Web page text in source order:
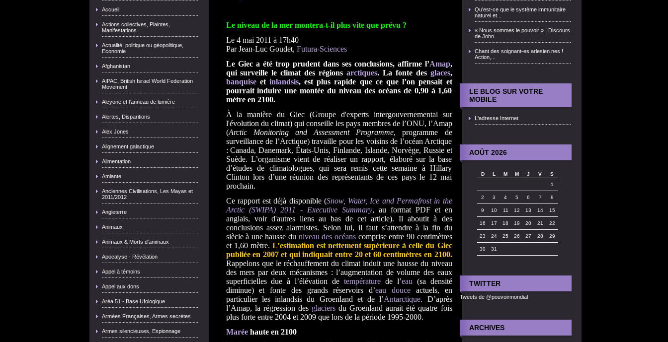
Accueil
Actions collectives, Plaintes,
Manifestations
Actualité, politique ou géopolitique,
Economie
Afghanistan
AIPAC, British Israel World Federation
Movement
Alcyone et l'anneau de lumière
Alertes, Disparitions
Alex Jones
Alignement galactique
Alimentation
Amiante
Anciennes Civilisations, Les Mayas et
2011/2012
Angleterre
Animaux
Animaux & Morts d'animaux
Apocalyse - Révélation
Appel à témoins
Appel aux dons
Aréa 51 - Base Ufologique
Armées Françaises, Armes secrètes
Armes silencieuses, Espionnage
Qu'est-ce que le système immunitaire
naturel et...
« Nous sommes le pouvoir » ! Discours
de John...
Chant des soignant-es arlesien.nes !
Action,...
LE BLOG SUR VOTRE
MOBILE
L'adresse Internet
AOÛT 2026
D L M M J V
S
1
2 3 4 5 6 7 8
9 10 11 12 13 14 15
16 17 18 19 20 21 22
23 24 25 26 27 28 29
30 31
TWITTER
Tweets de @pouvoirmondial
ARCHIVES
Le niveau de la mer montera-t-il plus vite que prévu ?
Le 4 mai 2011 à 17h40
Par Jean-Luc Goudet, Futura-Sciences
Le Giec a été trop prudent dans ses conclusions, affirme l’Amap,
qui surveille le climat des régions arctiques. La fonte des glaces,
banquiseet inlandsis, est plus rapide que ce que l’on pensait et
pourrait induire une montée du niveau des océans de 0,90 à 1,60
mètre en 2100.
À la manière du Giec (Groupe d'experts intergouvernemental sur
l'évolution du climat) qui conseille les pays membres de l’ONU, l’Amap
(Arctic Monitoring and Assessment Programme, programme de
surveillance de l’Arctique) travaille pour les voisins de l’océan Arctique
: Canada, Danemark, États-Unis, Finlande, Islande, Norvège, Russie et
Suède. L’organisme vient de réaliser un rapport, élaboré sur la base
d’études de climatologues, qui sera remis cette semaine à Hillary
Clinton lors d’une réunion des représentants de ces pays le 12 mai
prochain.
Ce rapport est déjà disponible (Snow, Water, Ice and Permafrost in the
Arctic (SWIPA) 2011 - Executive Summary, au format PDF et en
anglais, voir d'autres liens au bas de cet article). Il aboutit à des
conclusions assez alarmistes. Selon lui, il faut s’attendre à la fin du
siècle à une hausse du niveau des océanscomprise entre 90 centimètres
et 1,60 mètre. L’estimation est nettement supérieure à celle du Giec
publiée en 2007 et qui indiquait entre 20 et 60 centimètres en 2100.
Rappelons que le réchauffement du climat induit une hausse du niveau
des mers par deux mécanismes : l’augmentation de volume des eaux
superficielles due à l’élévation de températurede l’eau (sa densité
diminue) et fonte des grands réservoirs d’eau douceactuels, en
particulier les inlandsis du Groenland et de l’Antarctique. D’après
l’Amap, la régression des glaciersdu Groenland aurait été quatre fois
plus forte entre 2004 et 2009 que lors de la période 1995-2000.
Maréehaute en 2100